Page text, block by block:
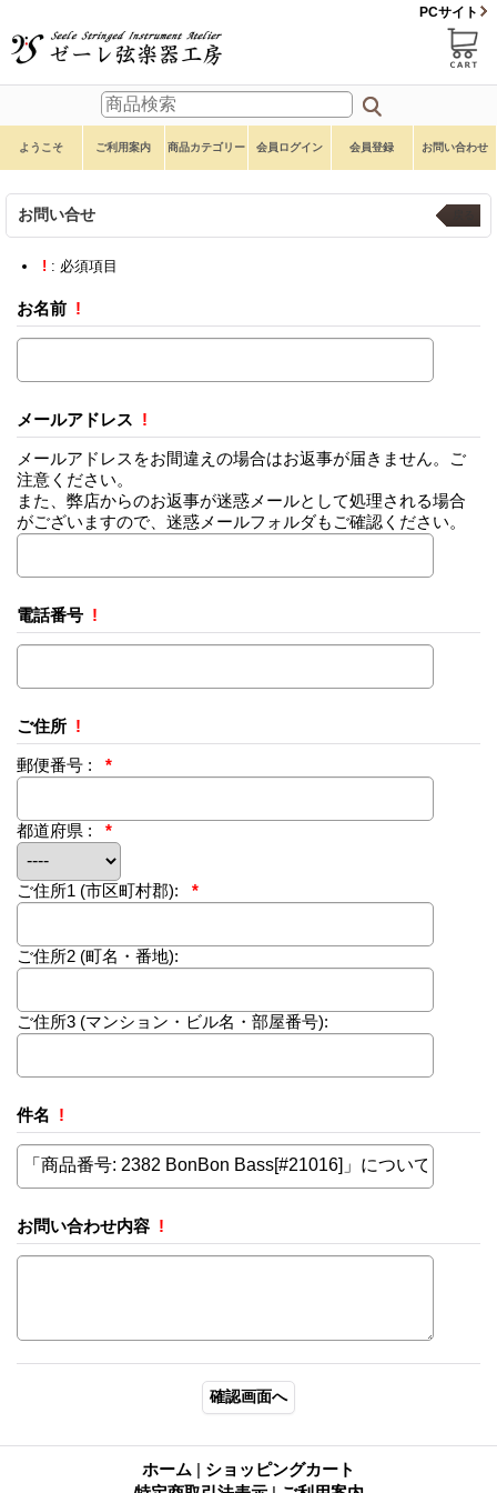
PCサイト
ようこそ ご利用案内 商品カテゴリー 会員ログイン 会員登録 お問い合わせ
お問い合せ
! : 必須項目
お名前 !
メールアドレス !
メールアドレスをお間違えの場合はお返事が届きません。ご
注意ください。
また、弊店からのお返事が迷惑メールとして処理される場合
がございますので、迷惑メールフォルダもご確認ください。
電話番号 !
ご住所 !
郵便番号 : *
都道府県 : *
ご住所1 (市区町村郡): *
ご住所2 (町名・番地):
ご住所3 (マンション・ビル名・部屋番号):
件名 !
お問い合わせ内容 !
ホーム | ショッピングカート